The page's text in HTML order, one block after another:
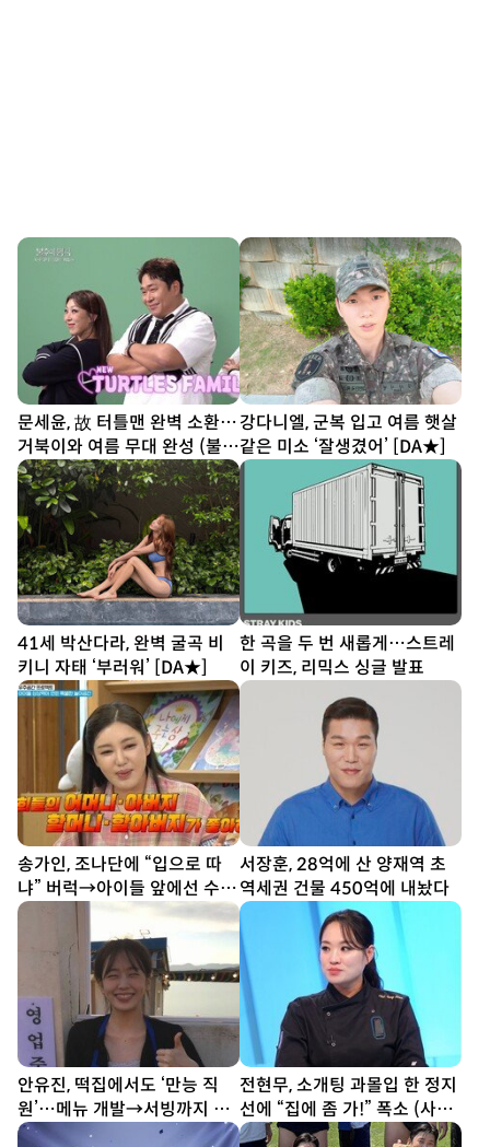
문세윤, 故 터틀맨 완벽 소환…
거북이와 여름 무대 완성 (불후
의 명곡)
강다니엘, 군복 입고 여름 햇살
같은 미소 ‘잘생겼어’ [DA★]
41세 박산다라, 완벽 굴곡 비
키니 자태 ‘부러워’ [DA★]
한 곡을 두 번 새롭게…스트레
이 키즈, 리믹스 싱글 발표
송가인, 조나단에 “입으로 따
냐” 버럭→아이들 앞에선 수줍
반전미 (제철리 마을회관)
서장훈, 28억에 산 양재역 초
역세권 건물 450억에 내놨다
안유진, 떡집에서도 ‘만능 직
원’…메뉴 개발→서빙까지 똑
부러지네 (우주떡집)
전현무, 소개팅 과몰입 한 정지
선에 “집에 좀 가!” 폭소 (사당
귀)